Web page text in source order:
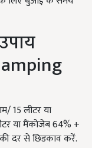
15 लीटर या
या मैंकोजेब 64% +
दर से छिडकाव करें.